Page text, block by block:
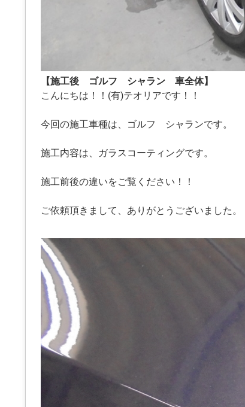
【施工後 ゴルフ シャラン 車全体】
こんにちは！！(有)テオリアです！！
今回の施工車種は、ゴルフ シャランです。
施工内容は、ガラスコーティングです。
施工前後の違いをご覧ください！！
ご依頼頂きまして、ありがとうございました。